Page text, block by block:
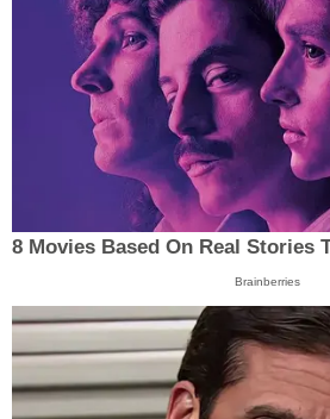
8 Movies Based On Real Stories
Brainberries